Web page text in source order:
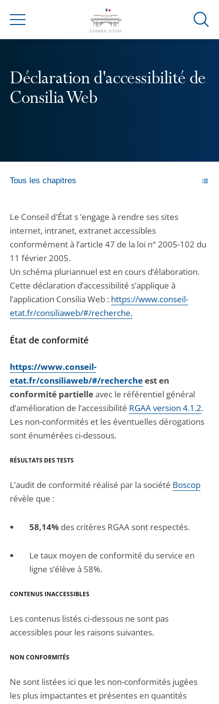
Menu
Ouvrir
Déclaration d'accessibilité de
Consilia Web
Tous les chapitres
Le Conseil d'État s ’engage à rendre ses sites
internet, intranet, extranet accessibles
conformément à l’article 47 de la loi n° 2005-102 du
11 février 2005.
Un schéma pluriannuel est en cours d’élaboration.
Cette déclaration d’accessibilité s’applique à
l’application Consilia Web : https://www.conseil-
etat.fr/consiliaweb/#/recherche.
État de conformité
https://www.conseil-
etat.fr/consiliaweb/#/rechercheest en
conformité partielleavec le référentiel général
d’amélioration de l’accessibilité RGAA version 4.1.2.
Les non-conformités et les éventuelles dérogations
sont énumérées ci-dessous.
RÉSULTATS DES TESTS
L’audit de conformité réalisé par la société Boscop
révèle que :
58,14% des critères RGAA sont respectés.
Le taux moyen de conformité du service en
ligne s’élève à 58%.
CONTENUS INACCESSIBLES
Les contenus listés ci-dessous ne sont pas
accessibles pour les raisons suivantes.
NON CONFORMITÉS
Ne sont listées ici que les non-conformités jugées
les plus impactantes et présentes en quantités